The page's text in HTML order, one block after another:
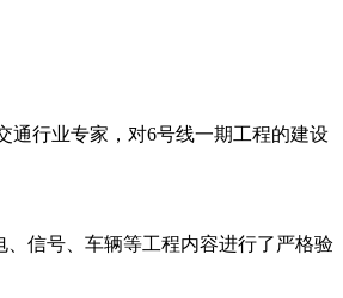
通行业专家，对6号线一期工程的建设
信号、车辆等工程内容进行了严格验